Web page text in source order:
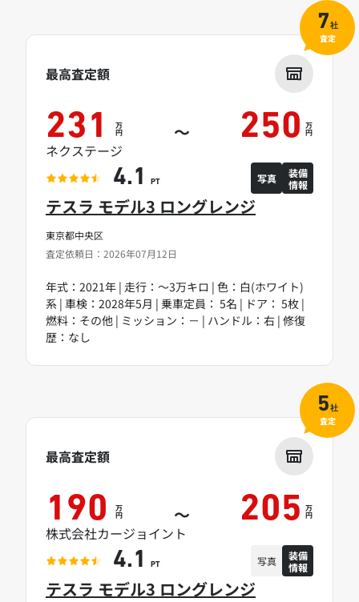
東京都中央区
査定依頼日：2026年07月12日
テスラ モデル3 ロングレンジ
年式：2021年 | 走行：～3万キロ | 色：白(ホワイト)
系 | 車検：2028年5月 | 乗車定員： 5名 | ドア： 5枚 |
燃料：その他 | ミッション：－ | ハンドル：右 | 修復
歴：なし
最高査定額
231 万
円 ～ 250 万
円
ネクステージ
4.1 PT 写真
装備
情報
7社
査定
テスラ モデル3 ロングレンジ
最高査定額
190 万
円 ～ 205 万
円
株式会社カージョイント
4.1 PT 写真
装備
情報
5社
査定